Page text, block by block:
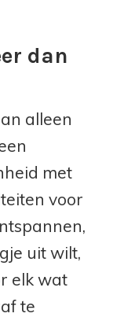
dan
alleen
met
voor
uit wilt,
elk wat
te